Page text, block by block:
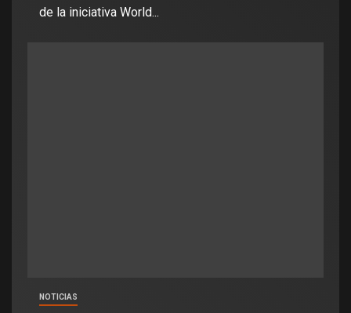
de la iniciativa World...
NOTICIAS